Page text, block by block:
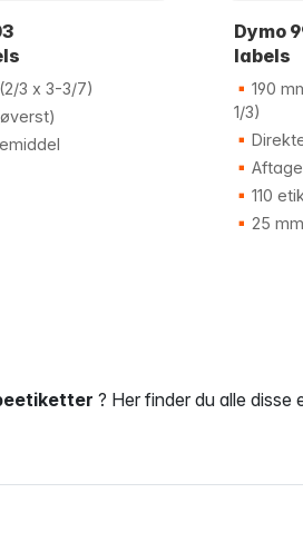
3 x 3-3/7)
Dymo
labels
190
1/3)
110
25
? Her finder du alle disse